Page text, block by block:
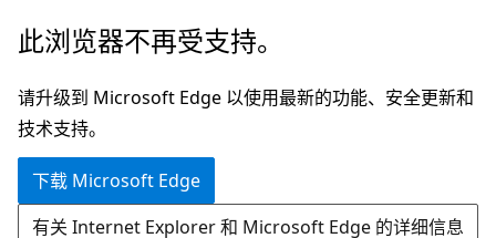
跳
主
要
内
此浏览器不再受支持。
请升级到 Microsoft Edge 以使用最新的功能、安全更新和
技术支持。
下载 Microsoft Edge
有关 Internet Explorer 和 Microsoft Edge 的详细信息